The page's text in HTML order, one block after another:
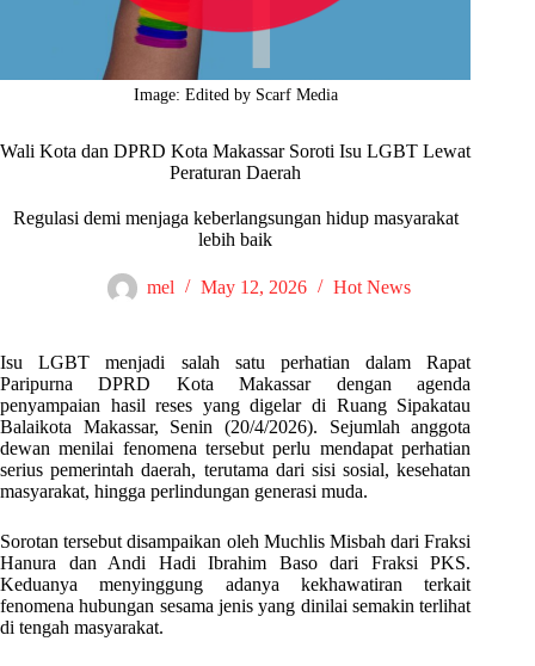
Image: Edited by Scarf Media
Wali Kota dan DPRD Kota Makassar Soroti Isu LGBT Lewat
Peraturan Daerah
Regulasi demi menjaga keberlangsungan hidup masyarakat
lebih baik
mel May 12, 2026 Hot News
Isu LGBT menjadi salah satu perhatian dalam Rapat
Paripurna DPRD Kota Makassar dengan agenda
penyampaian hasil reses yang digelar di Ruang Sipakatau
Balaikota Makassar, Senin (20/4/2026). Sejumlah anggota
dewan menilai fenomena tersebut perlu mendapat perhatian
serius pemerintah daerah, terutama dari sisi sosial, kesehatan
masyarakat, hingga perlindungan generasi muda.
Sorotan tersebut disampaikan oleh Muchlis Misbah dari Fraksi
Hanura dan Andi Hadi Ibrahim Baso dari Fraksi PKS.
Keduanya menyinggung adanya kekhawatiran terkait
fenomena hubungan sesama jenis yang dinilai semakin terlihat
di tengah masyarakat.